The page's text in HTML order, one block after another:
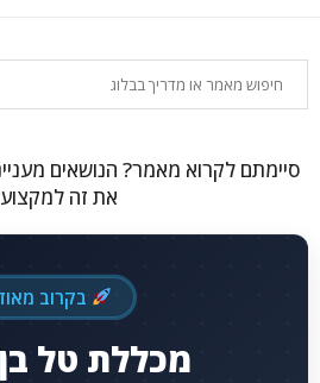
סיימתם לקרוא מאמר? הנושאים
את זה
בקרוב
מכללת טל